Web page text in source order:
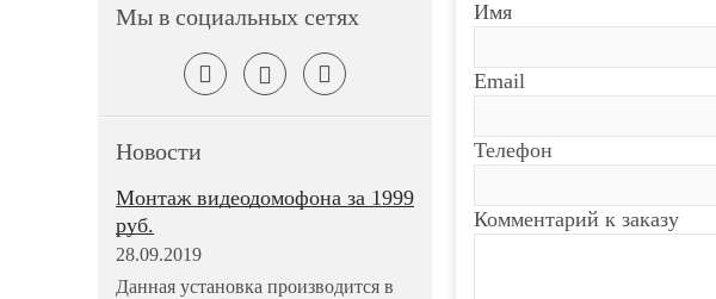
радиотрубка
дополнительная
Мы в социальных сетях
Новости
Монтаж видеодомофона за 1999
руб.
28.09.2019
Данная установка производится в
Имя
Email
Телефон
Комментарий к заказу